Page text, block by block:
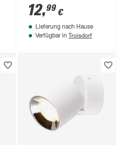
12,99 €
Lieferung nach Hause
Verfügbar in Troisdorf